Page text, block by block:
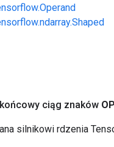
ciąg znaków OP
silnikowi rdzenia